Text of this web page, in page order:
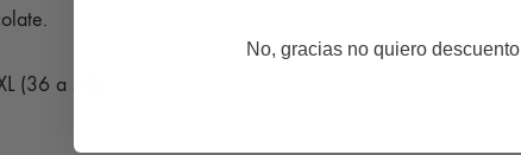
(36 a 42).
No, gracias no quiero descuento